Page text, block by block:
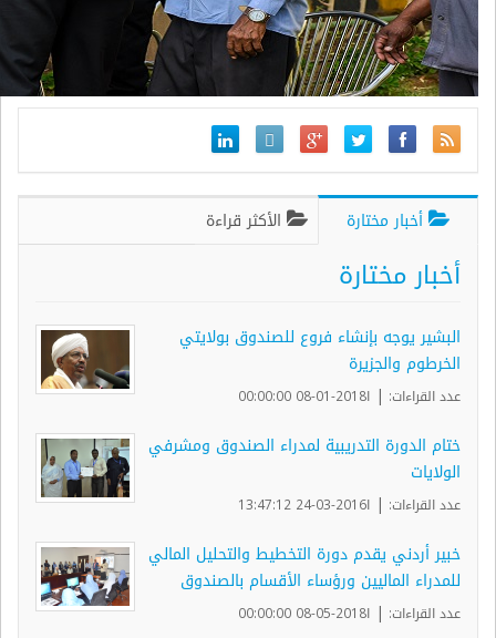
أخبار مختارة الأكثر قراءة
أخبار مختارة
البشير يوجه بإنشاء فروع للصندوق بولايتي
الخرطوم والجزيرة
عدد القراءات: | ا2018-01-08 00:00:00
ختام الدورة التدريبية لمدراء الصندوق ومشرفي
الولايات
عدد القراءات: | ا2016-03-24 13:47:12
خبير أردني يقدم دورة التخطيط والتحليل المالي
للمدراء الماليين ورؤساء الأقسام بالصندوق
عدد القراءات: | ا2018-05-08 00:00:00